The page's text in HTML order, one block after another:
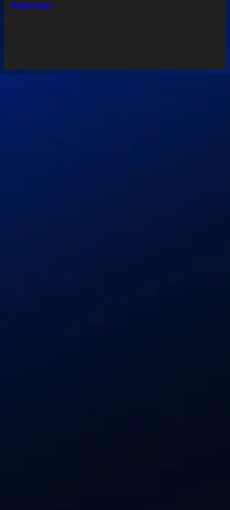
Privacy Policy